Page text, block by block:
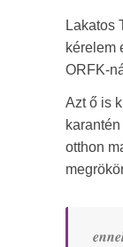
Lakatos
kérelem
ORFK-
Azt ő is
otthon